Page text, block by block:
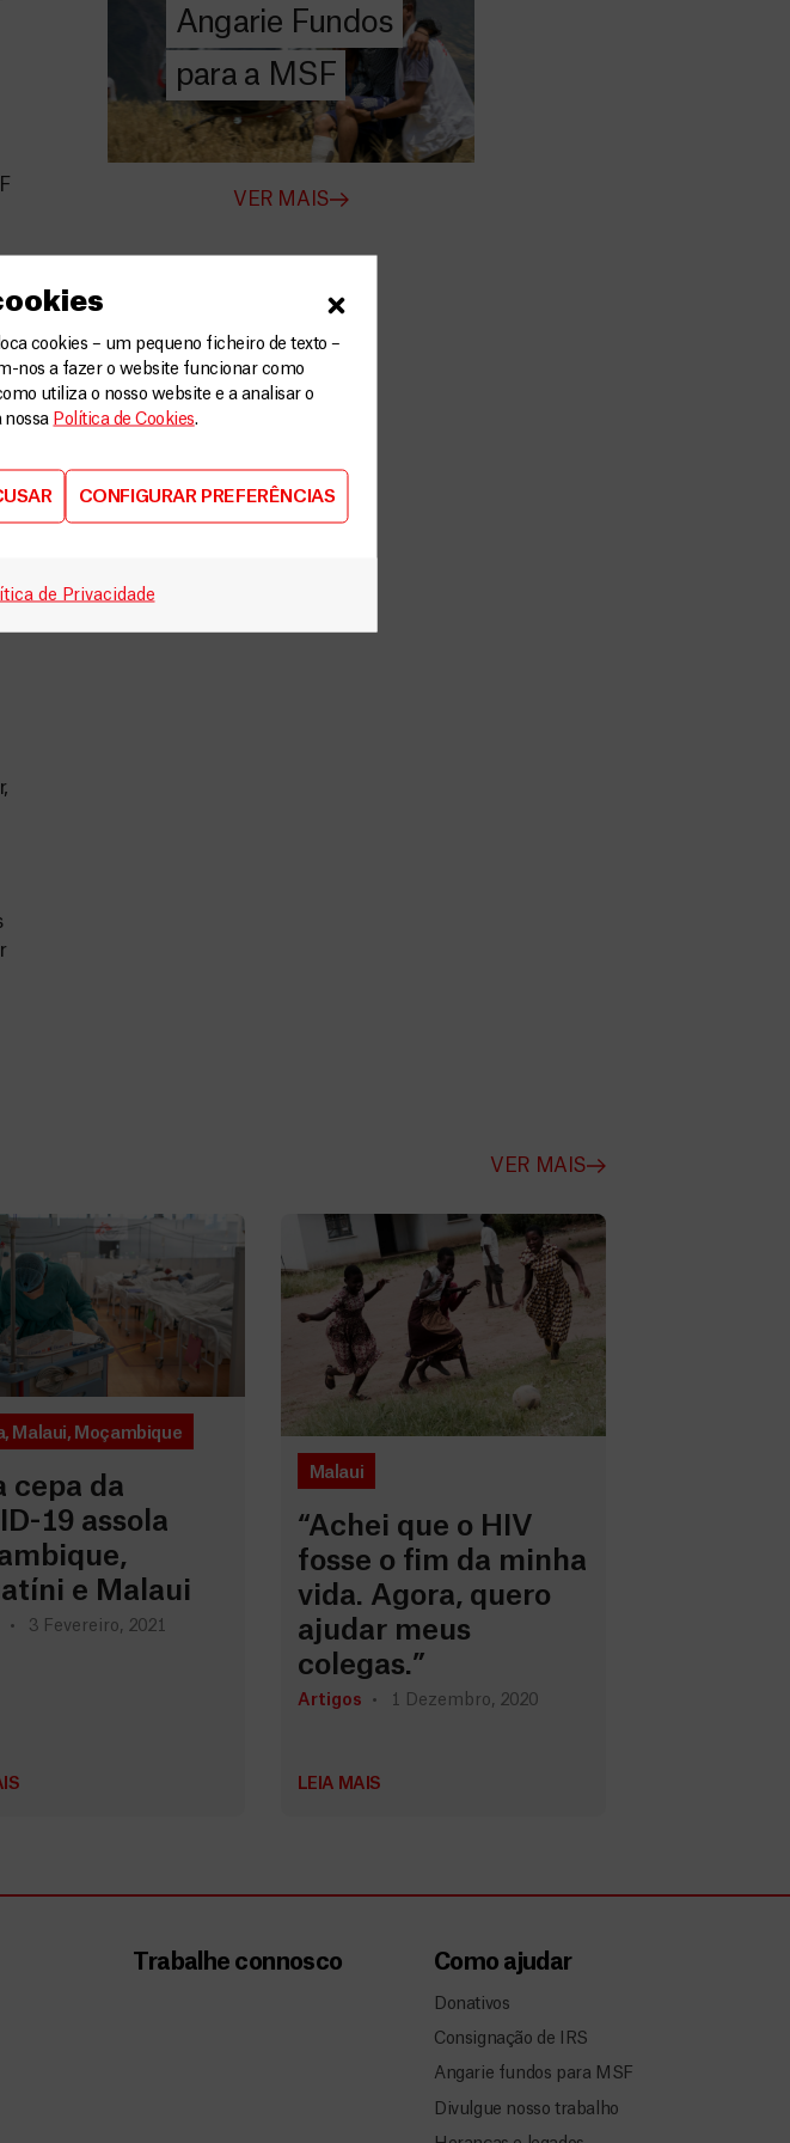
cookies – um pequeno ficheiro de texto –
nos a fazer o website funcionar como
utiliza o nosso website e a analisar o
nossa Política de Cookies.
CONFIGURAR PREFERÊNCIAS
de Privacidade
Angarie Fundos
para a MSF
humanitária a quem mais precisa.
DOE
AGORA
VER MAIS
VER MAIS
, Malaui, Moçambique
cepa da
19 assola
e Malaui
3 Fevereiro, 2021
Malaui
“Achei que o HIV
fosse o fim da minha
vida. Agora, quero
ajudar meus
colegas.”
Artigos 1 Dezembro, 2020
LEIA MAIS
Trabalhe connosco Como ajudar
Donativos
Consignação de IRS
Angarie fundos para MSF
Divulgue nosso trabalho